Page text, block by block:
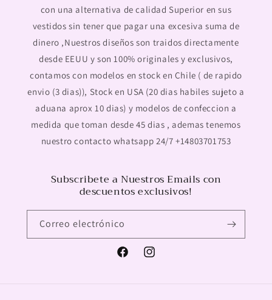
con una alternativa de calidad Superior en sus
vestidos sin tener que pagar una excesiva suma de
dinero ,Nuestros diseños son traidos directamente
desde EEUU y son 100% originales y exclusivos,
contamos con modelos en stock en Chile ( de rapido
envio (3 dias)), Stock en USA (20 dias habiles sujeto a
aduana aprox 10 dias) y modelos de confeccion a
medida que toman desde 45 dias , ademas tenemos
nuestro contacto whatsapp 24/7 +14803701753
Subscribete a Nuestros Emails con
descuentos exclusivos!
Correo electrónico
FacebookInstagram